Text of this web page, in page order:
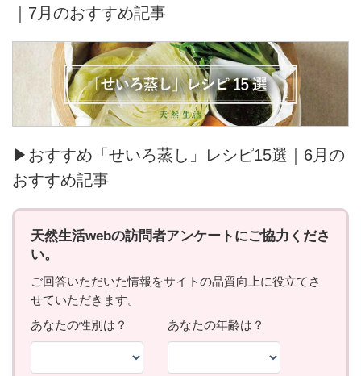
｜7月のおすすめ記事
▶おすすめ「せいろ蒸し」レシピ15選｜6月の
おすすめ記事